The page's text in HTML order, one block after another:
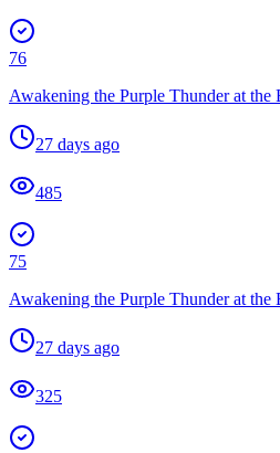
76
Awakening the Purple Thunder at the
27 days ago
485
75
Awakening the Purple Thunder at the
27 days ago
325